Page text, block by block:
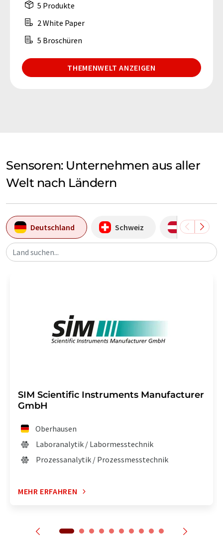
5 Produkte
2 White Paper
5 Broschüren
THEMENWELT ANZEIGEN
Sensoren: Unternehmen aus aller
Welt nach Ländern
Deutschland Schweiz Österreich
Land suchen...
SIM Scientific Instruments Manufacturer
GmbH
Oberhausen
Laboranalytik / Labormesstechnik
Prozessanalytik / Prozessmesstechnik
MEHR ERFAHREN